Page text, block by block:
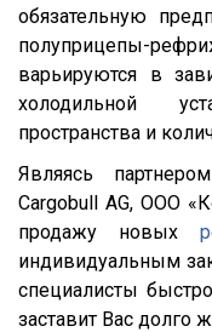
Box Liner
Profi Liner
Mega Liner
SDC 24
SDC 27
SD
SDR 27
обязательную
полуприцепы-
варьируются в
холодильной
пространства и
Являясь
Cargobull AG, ООО
продажу новых
индивидуальным
специалисты
заставит Вас долго